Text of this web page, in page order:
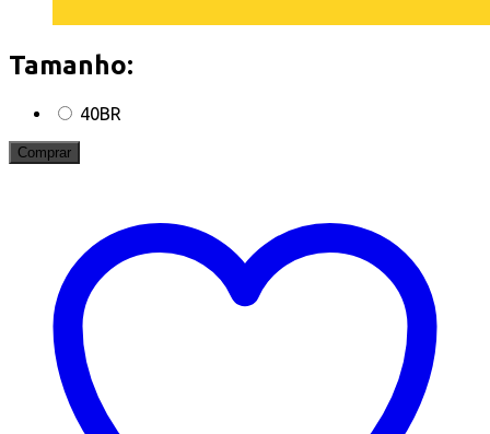
Tamanho:
40BR
Comprar